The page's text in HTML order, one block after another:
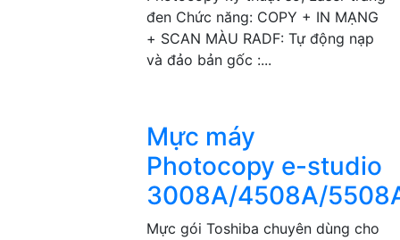
đen Chức năng: COPY + IN MẠNG
+ SCAN MÀU RADF: Tự động nạp
và đảo bản gốc :...
Mực máy
Photocopy e-studio
3008A/4508A/
Mực gói Toshiba chuyên dùng cho